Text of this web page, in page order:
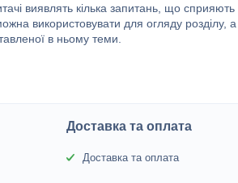
виявлять кілька запитань, що сприяють
використовувати для огляду розділу, а
в ньому теми.
Доставка та оплата
Доставка та оплата